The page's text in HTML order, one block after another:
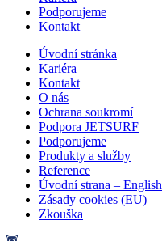
Podporujeme
Kontakt
Úvodní stránka
Kariéra
Kontakt
O nás
Ochrana soukromí
Podpora JETSURF
Podporujeme
Produkty a služby
Reference
Úvodní strana – English
Zásady cookies (EU)
Zkouška